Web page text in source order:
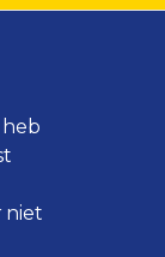
niet